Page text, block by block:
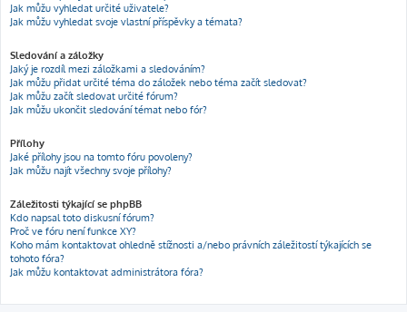
Jak můžu vyhledat určité uživatele?
Jak můžu vyhledat svoje vlastní příspěvky a témata?
Sledování a záložky
Jaký je rozdíl mezi záložkami a sledováním?
Jak můžu přidat určité téma do záložek nebo téma začít sledovat?
Jak můžu začít sledovat určité fórum?
Jak můžu ukončit sledování témat nebo fór?
Přílohy
Jaké přílohy jsou na tomto fóru povoleny?
Jak můžu najít všechny svoje přílohy?
Záležitosti týkající se phpBB
Kdo napsal toto diskusní fórum?
Proč ve fóru není funkce XY?
Koho mám kontaktovat ohledně stížnosti a/nebo právních záležitostí týkajících se
tohoto fóra?
Jak můžu kontaktovat administrátora fóra?